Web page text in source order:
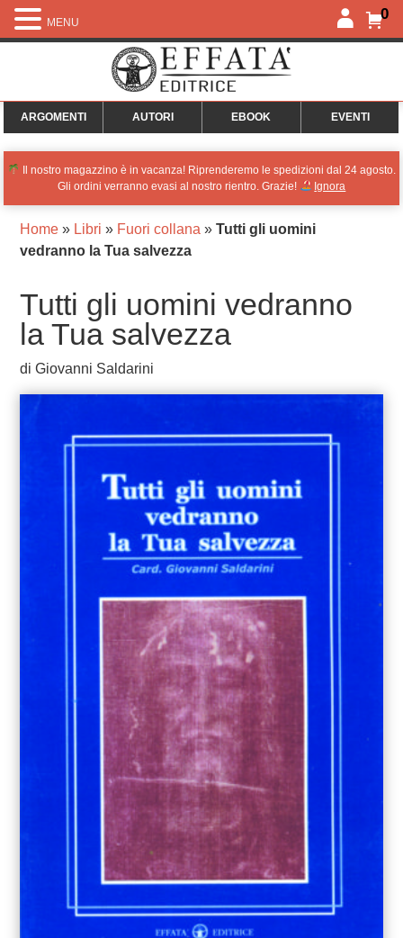
0
ARGOMENTI AUTORI EBOOK EVENTI
Il nostro magazzino è in vacanza! Riprenderemo le spedizioni dal 24 agosto.
Gli ordini verranno evasi al nostro rientro. Grazie!
Ignora
Home» Libri » Fuori collana » Tutti gli uomini
vedranno la Tua salvezza
Tutti gli uomini vedranno
la Tua salvezza
di Giovanni Saldarini
MENU